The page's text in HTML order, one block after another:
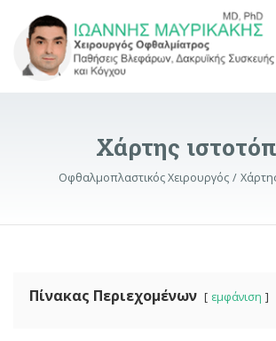
Χάρτης
Οφθαλμοπλαστικός Χειρουργός
Πίνακας Περιεχομένων εμφάνιση